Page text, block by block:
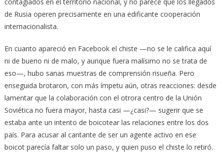
de Rusia operen precisamente en una edificante cooperación
internacionalista.
En cuanto apareció en Facebook el chiste —no se le califica aquí
ni de bueno ni de malo, y aunque fuera malísimo no se trata de
eso—, hubo sanas muestras de comprensión risueña. Pero
enseguida brotaron, con más ímpetu aún, otras reacciones: desde
lamentar que la colaboración con el otrora centro de la Unión
Soviética no fuera mayor, hasta casi —¿casi?— sugerir que se
estaba ante un intento de boicotear las relaciones entre los dos
país. Para acusar al cantante de ser un agente activo en ese
boicot parecía faltar solo un paso, y quien puso el chiste lo retiró.